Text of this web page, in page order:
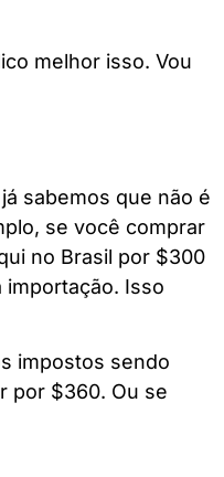
melhor isso. Vou
sabemos que não é
se você comprar
no Brasil por $300
Isso
impostos sendo
por $360. Ou se